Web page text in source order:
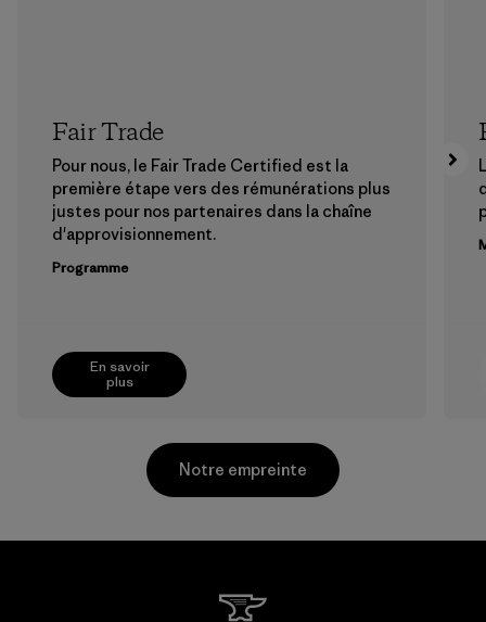
En savoir
plus
Fair Trade
Pour nous, le Fair Trade Certified est la
première étape vers des rémunérations plus
justes pour nos partenaires dans la chaîne
d'approvisionnement.
Programme
Notre empreinte